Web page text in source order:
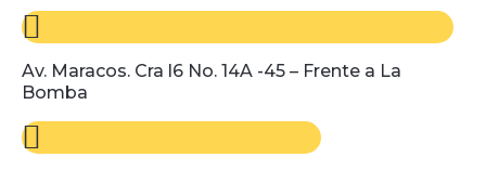
Av. Maracos. Cra l6 No. 14A -45 – Frente a La
Bomba